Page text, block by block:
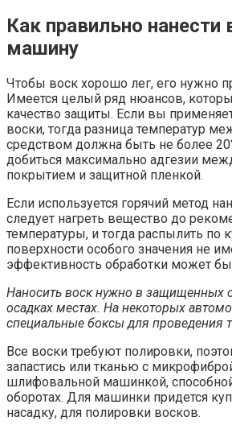
Как правильно нанести
машину
Чтобы воск хорошо лег, его нужно
Имеется целый ряд нюансов,
качество защиты. Если вы
воски, тогда разница температур
средством должна быть не более
добиться максимально адгезии
покрытием и защитной пленкой.
Если используется горячий метод
следует нагреть вещество до
температуры, и тогда распылить по
поверхности особого значения не
эффективность обработки может
Наносить воск нужно в защищенных
осадках местах. На некоторых
специальные боксы для проведения
Все воски требуют полировки,
запастись или тканью с
шлифовальной машинкой,
оборотах. Для машинки придется
насадку, для полировки восков.